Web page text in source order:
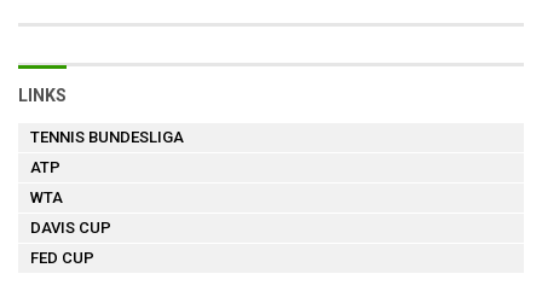
LINKS
TENNIS BUNDESLIGA
ATP
WTA
DAVIS CUP
FED CUP